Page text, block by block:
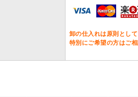
卸の仕入れは原則とし
特別にご希望の方はご
料